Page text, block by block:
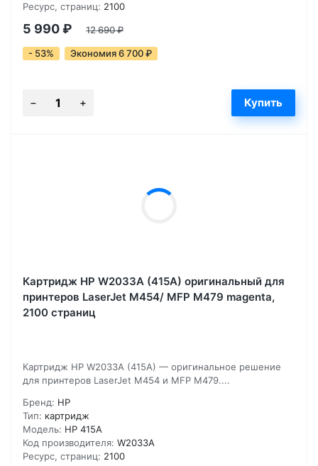
Ресурс, страниц: 2100
5 990₽ 12 690₽
- 53% Экономия 6 700₽
Картридж HP W2033A (415A) оригинальный для
принтеров LaserJet M454/ MFP M479 magenta,
2100 страниц
Картридж HP W2033A (415A) — оригинальное решение
для принтеров LaserJet M454 и MFP M479....
Бренд: HP
Тип: картридж
Модель: HP 415A
Код производителя: W2033A
Ресурс, страниц: 2100